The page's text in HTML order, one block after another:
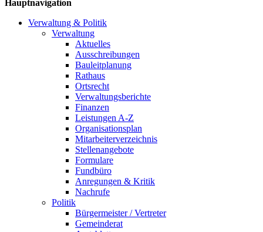
Hauptnavigation
Verwaltung & Politik
Verwaltung
Aktuelles
Ausschreibungen
Bauleitplanung
Rathaus
Ortsrecht
Verwaltungsberichte
Finanzen
Leistungen A-Z
Organisationsplan
Mitarbeiterverzeichnis
Stellenangebote
Formulare
Fundbüro
Anregungen & Kritik
Nachrufe
Politik
Bürgermeister / Vertreter
Gemeinderat